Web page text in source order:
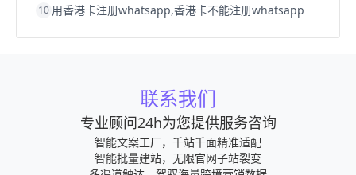
10 用香港卡注册whatsapp,香港卡不能注册whatsapp
联系我们
专业顾问24h为您提供服务咨询
智能文案工厂，千站千面精准适配
智能批量建站，无限官网子站裂变